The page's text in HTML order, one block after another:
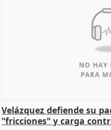
Velázquez defiende su
"fricciones" y carga